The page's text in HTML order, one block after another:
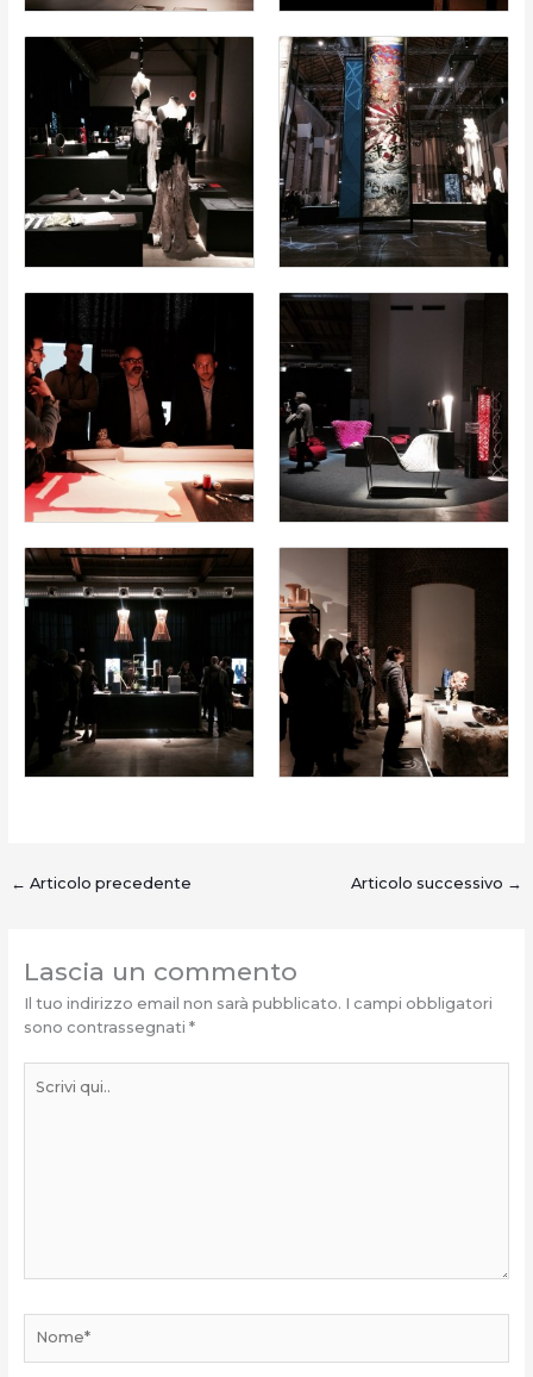
← Articolo precedente Articolo successivo →
Lascia un commento
Il tuo indirizzo email non sarà pubblicato. I campi obbligatori
sono contrassegnati *
qui..